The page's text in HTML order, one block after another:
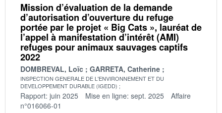
Mission d’évaluation de la demande
d’autorisation d’ouverture du refuge
portée par le projet « Big Cats », lauréat de
l’appel à manifestation d’intérêt (AMI)
refuges pour animaux sauvages captifs
2022
DOMBREVAL, Loïc GARRETA, Catherine
INSPECTION GENERALE DE L'ENVIRONNEMENT ET DU
DEVELOPPEMENT DURABLE (IGEDD)
Rapport: juin 2025 Mise en ligne: sept. 2025
Affaire
n°016066-01